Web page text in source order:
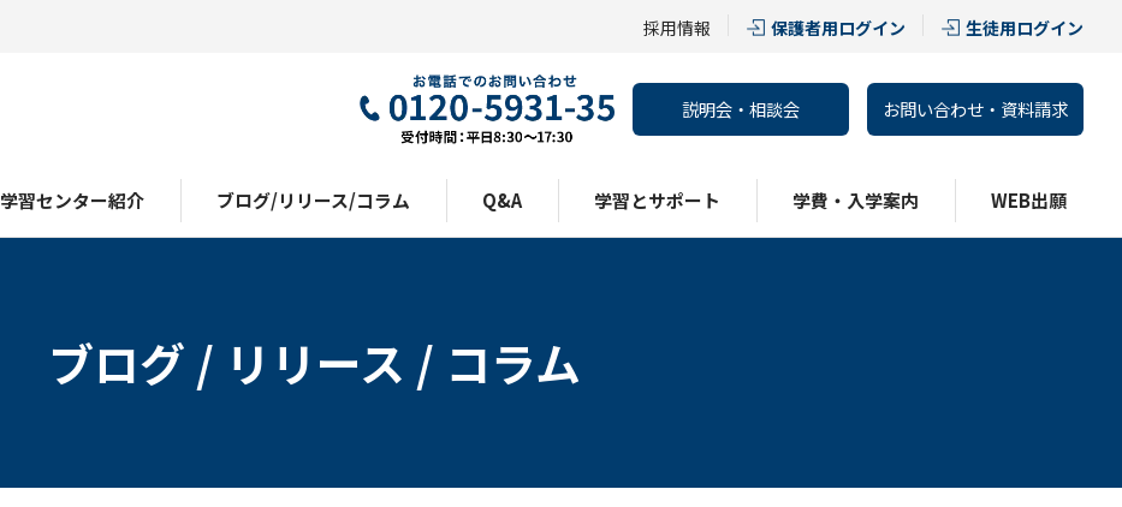
採用情報 保護者用ログイン 生徒用ログイン
説明会・相談会 お問い合わせ・資料請求
学習センター紹介 ブログ/リリース/コラム Q&A 学習とサポート 学費・入学案内 WEB出願
ブログ / リリース / コラム